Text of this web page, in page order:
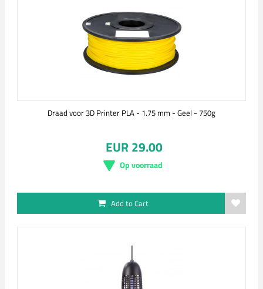
Draad voor 3D Printer PLA - 1.75 mm - Geel - 750g
EUR 29.00
Op voorraad
Add to Cart